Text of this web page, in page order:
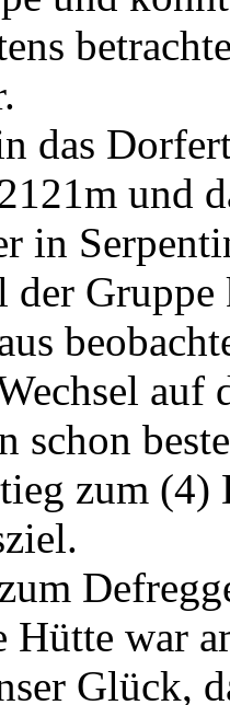
das
und
in
der
auf
schon
zum (4)
Hütte war
Glück,